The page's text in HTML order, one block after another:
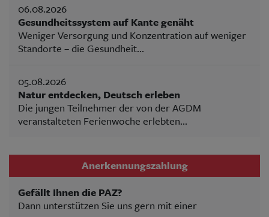
06.08.2026
Gesundheitssystem auf Kante genäht
Weniger Versorgung und Konzentration auf weniger
Standorte – die Gesundheit...
05.08.2026
Natur entdecken, Deutsch erleben
Die jungen Teilnehmer der von der AGDM
veranstalteten Ferienwoche erlebten...
Anerkennungszahlung
Gefällt Ihnen die PAZ?
Dann unterstützen Sie uns gern mit einer